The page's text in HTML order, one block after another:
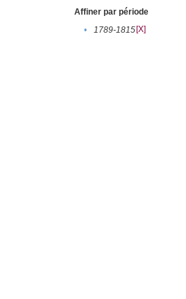
Affiner par période
•
1789-1815[X]